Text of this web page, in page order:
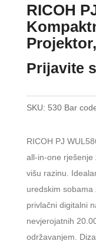
RICOH
Prijavite
SKU: 530 Bar
RICOH PJ
all-in-one rješenje
višu razinu.
uredskim sobama
privlačni digitalni
nevjerojatnih
održavanjem.